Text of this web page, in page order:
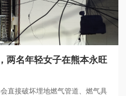
两名年轻女子在熊本永旺
直接破坏埋地燃气管道、燃气具